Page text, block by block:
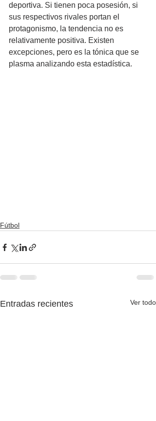
deportiva. Si tienen poca posesión, si
sus respectivos rivales portan el
protagonismo, la tendencia no es
relativamente positiva. Existen
excepciones, pero es la tónica que se
plasma analizando esta estadística.
Fútbol
Entradas recientes Ver todo